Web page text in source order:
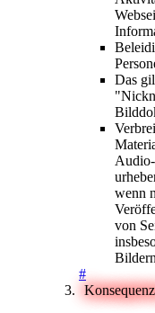
Das
wenn
von
#